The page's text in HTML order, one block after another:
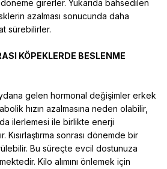
girerler. Yukarıda bahsedilen
azalması sonucunda daha
sürebilirler.
KÖPEKLERDE BESLENME
gelen hormonal değişimler erkek
hızın azalmasına neden olabilir,
da ilerlemesi ile birlikte enerji
Kısırlaştırma sonrası dönemde bir
Bu süreçte evcil dostunuza
Kilo alımını önlemek için